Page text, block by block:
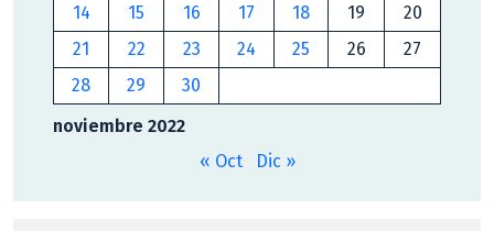
noviembre 2022
14
15 16 17 18 19
20
21
22 23 24 25 26
27
28
29 30
« Oct Dic »